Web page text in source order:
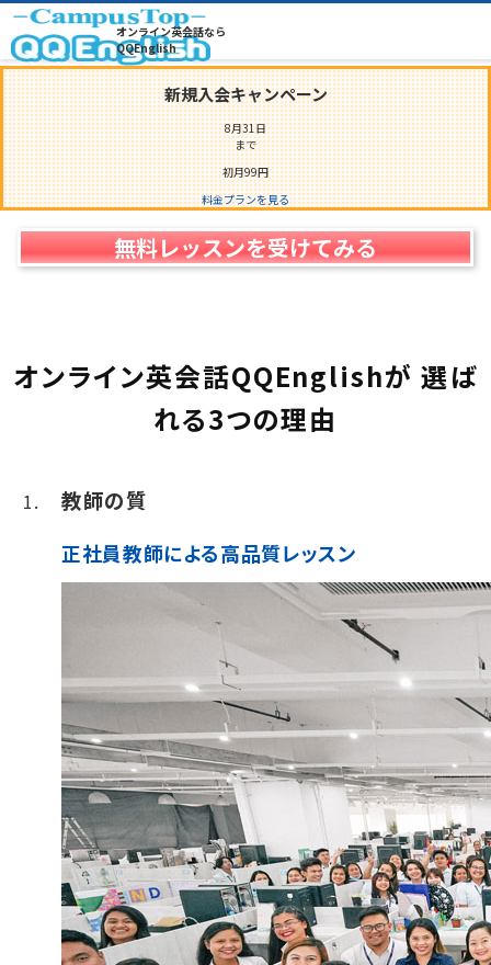
オンライン英会話なら
QQEnglish
自社教育で育成
3,000名以上のプロ教師
新規入会キャンペーン
8月31日
まで
初月99円
料金プランを見る
無料レッスンを受けてみる
オンライン英会話QQEnglishが 選ば
れる3つの理由
教師の質
正社員教師による高品質レッスン